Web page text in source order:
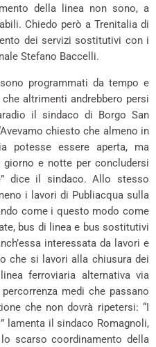
della linea non sono, a
Chiedo però a Trenitalia di
dei servizi sostitutivi con i
Stefano Baccelli.
programmati da tempo e
altrimenti andrebbero persi
il sindaco di Borgo San
chiesto che almeno in
potesse essere aperta, ma
e notte per concludersi
dice il sindaco. Allo stesso
i lavori di Publiacqua sulla
come i questo modo come
bus di linea e bus sostitutivi
interessata da lavori e
che si lavori alla chiusura dei
ferroviaria alternativa via
medi che passano
che non dovrà ripetersi: “I
lamenta il sindaco Romagnoli,
scarso coordinamento della